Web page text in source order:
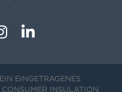
EINGETRAGENES
INSULATION,